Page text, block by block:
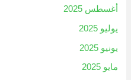
أغسطس 2025
يوليو 2025
يونيو 2025
مايو 2025